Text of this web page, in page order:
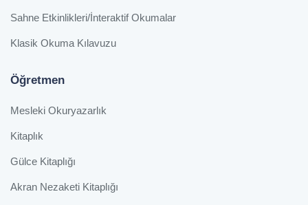
Sahne Etkinlikleri/İnteraktif Okumalar
Klasik Okuma Kılavuzu
Öğretmen
Mesleki Okuryazarlık
Kitaplık
Gülce Kitaplığı
Akran Nezaketi Kitaplığı